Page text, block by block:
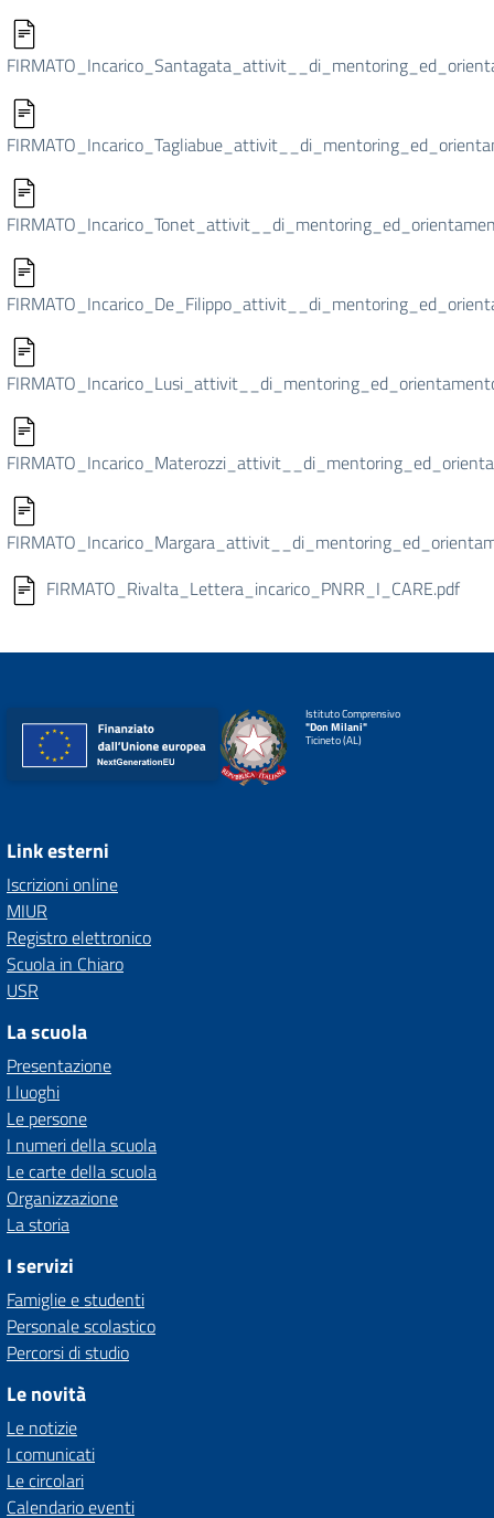
FIRMATO_Rivalta_Lettera_incarico_PNRR_I_CARE.pdf
Istituto Comprensivo
"Don Milani"
Ticineto (AL)
Link esterni
Iscrizioni online
MIUR
Registro elettronico
Scuola in Chiaro
USR
La scuola
Presentazione
I luoghi
Le persone
I numeri della scuola
Le carte della scuola
Organizzazione
La storia
I servizi
Famiglie e studenti
Personale scolastico
Percorsi di studio
Le novità
Le notizie
I comunicati
Le circolari
Calendario eventi